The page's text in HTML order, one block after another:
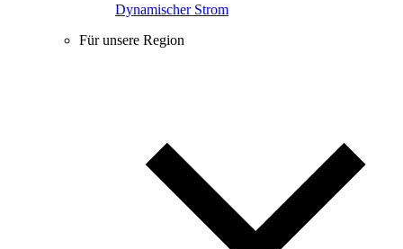
Dynamischer Strom
Für unsere Region